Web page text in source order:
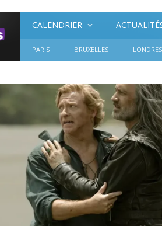
CALENDRIER
PARIS BRUXELLES LONDRES